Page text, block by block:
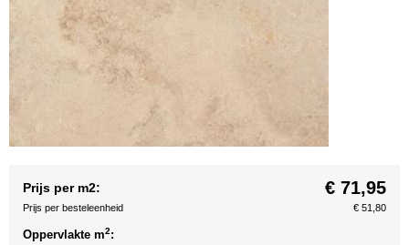
Prijs per m2: € 71,95
Prijs per besteleenheid € 51,80
Oppervlakte m2: